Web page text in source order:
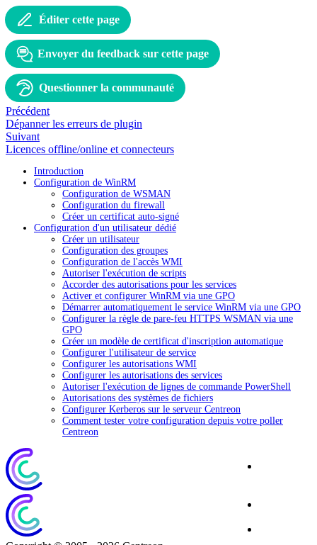
Éditer cette page
Envoyer du feedback sur cette page
Questionner la communauté
Précédent
Dépanner les erreurs de plugin
Suivant
Licences offline/online et connecteurs
Introduction
Configuration de WinRM
Configuration de WSMAN
Configuration du firewall
Créer un certificat auto-signé
Configuration d'un utilisateur dédié
Créer un utilisateur
Configuration des groupes
Configuration de l'accès WMI
Autoriser l'exécution de scripts
Accorder des autorisations pour les services
Activer et configurer WinRM via une GPO
Démarrer automatiquement le service WinRM via une GPO
Configurer la règle de pare-feu HTTPS WSMAN via une
GPO
Créer un modèle de certificat d'inscription automatique
Configurer l'utilisateur de service
Configurer les autorisations WMI
Configurer les autorisations des services
Autoriser l'exécution de lignes de commande PowerShell
Autorisations des systèmes de fichiers
Configurer Kerberos sur le serveur Centreon
Comment tester votre configuration depuis votre poller
Centreon